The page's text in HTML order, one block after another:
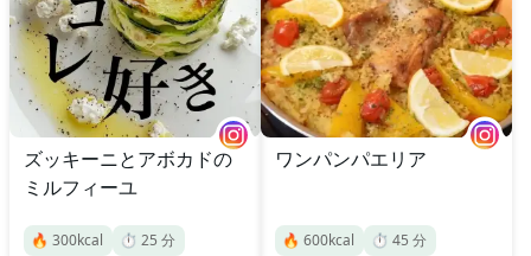
ズッキーニとアボカドの
ミルフィーユ
🔥 300kcal ⏱️ 25 分
ワンパンパエリア
🔥 600kcal ⏱️ 45 分